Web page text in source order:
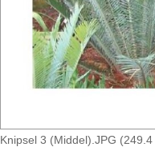
Knipsel 3 (Middel).JPG